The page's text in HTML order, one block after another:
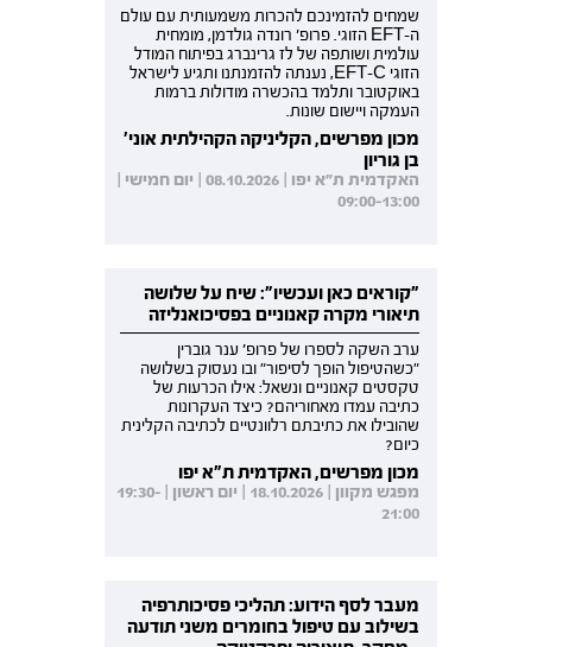
שמחים להזמינכם להכרות משמעותית עם עולם
ה-EFT הזוגי. פרופ' רונדה גולדמן, מומחית
עולמית ושותפה של לז גרינברג בפיתוח המודל
הזוגי EFT-C, נענתה להזמנתנו ותגיע לישראל
באוקטובר ותלמד בהכשרה מודולות ברמות
העמקה ויישום שונות.
מכון מפרשים, הקליניקה הקהילתית אוני'
בן גוריון
האקדמית ת"א יפו | 08.10.2026 | יום חמישי |
09:00-13:00
"קוראים כאן ועכשיו": שיח על שלושה
תיאורי מקרה קאנוניים בפסיכואנליזה
ערב השקה לספרו של פרופ' ענר גוברין
"כשהטיפול הופך לסיפור" ובו נעסוק בשלושה
טקסטים קאנוניים ונשאל: אילו הכרעות של
כתיבה עמדו מאחוריהם? כיצד העקרונות
שהובילו את כתיבתם רלוונטיים לכתיבה הקלינית
כיום?
מכון מפרשים, האקדמית ת"א יפו
מפגש מקוון | 18.10.2026 | יום ראשון | 19:30-
21:00
מעבר לסף הידוע: תהליכי פסיכותרפיה
בשילוב עם טיפול בחומרים משני תודעה